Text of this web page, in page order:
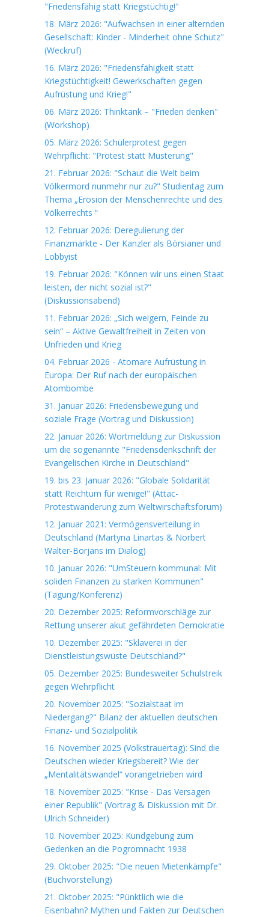
"Friedensfähig statt Kriegstüchtig!"
18. März 2026: "Aufwachsen in einer alternden
Gesellschaft: Kinder - Minderheit ohne Schutz"
(Weckruf)
16. März 2026: "Friedensfähigkeit statt
Kriegstüchtigkeit! Gewerkschaften gegen
Aufrüstung und Krieg!"
06. März 2026: Thinktank – "Frieden denken"
(Workshop)
05. März 2026: Schülerprotest gegen
Wehrpflicht: "Protest statt Musterung"
21. Februar 2026: "Schaut die Welt beim
Völkermord nunmehr nur zu?" Studientag zum
Thema „Erosion der Menschenrechte und des
Völkerrechts “
12. Februar 2026: Deregulierung der
Finanzmärkte - Der Kanzler als Börsianer und
Lobbyist
19. Februar 2026: "Können wir uns einen Staat
leisten, der nicht sozial ist?"
(Diskussionsabend)
11. Februar 2026: „Sich weigern, Feinde zu
sein“ – Aktive Gewaltfreiheit in Zeiten von
Unfrieden und Krieg
04. Februar 2026 - Atomare Aufrüstung in
Europa: Der Ruf nach der europäischen
Atombombe
31. Januar 2026: Friedensbewegung und
soziale Frage (Vortrag und Diskussion)
22. Januar 2026: Wortmeldung zur Diskussion
um die sogenannte "Friedensdenkschrift der
Evangelischen Kirche in Deutschland"
19. bis 23. Januar 2026: "Globale Solidarität
statt Reichtum für wenige!" (Attac-
Protestwanderung zum Weltwirschaftsforum)
12. Januar 2021: Vermögensverteilung in
Deutschland (Martyna Linartas & Norbert
Walter-Borjans im Dialog)
10. Januar 2026: "UmSteuern kommunal: Mit
soliden Finanzen zu starken Kommunen"
(Tagung/Konferenz)
20. Dezember 2025: Reformvorschläge zur
Rettung unserer akut gefährdeten Demokratie
10. Dezember 2025: "Sklaverei in der
Dienstleistungswüste Deutschland?"
05. Dezember 2025: Bundesweiter Schulstreik
gegen Wehrpflicht
20. November 2025: "Sozialstaat im
Niedergang?" Bilanz der aktuellen deutschen
Finanz- und Sozialpolitik
16. November 2025 (Volkstrauertag): Sind die
Deutschen wieder Kriegsbereit? Wie der
„Mentalitätswandel“ vorangetrieben wird
18. November 2025: "Krise - Das Versagen
einer Republik" (Vortrag & Diskussion mit Dr.
Ulrich Schneider)
10. November 2025: Kundgebung zum
Gedenken an die Pogromnacht 1938
29. Oktober 2025: "Die neuen Mietenkämpfe"
(Buchvorstellung)
21. Oktober 2025: "Pünktlich wie die
Eisenbahn? Mythen und Fakten zur Deutschen